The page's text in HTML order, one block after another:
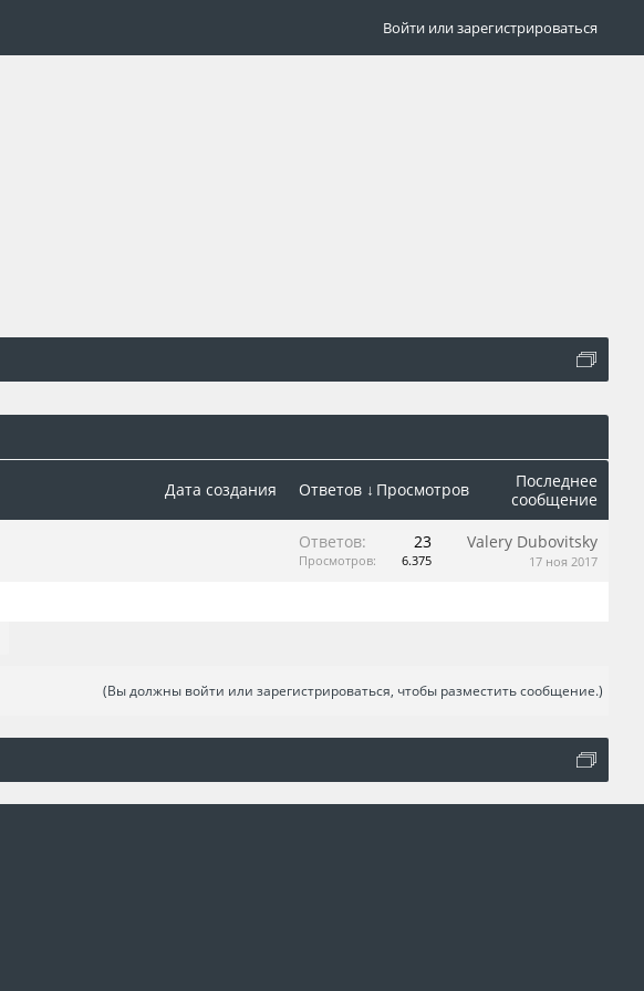
Дата создания Ответов ↓ Просмотров
Последнее
сообщение
Ответов: 23
Просмотров: 6.375
Valery Dubovitsky
17 ноя 2017
(Вы должны войти или зарегистрироваться, чтобы разместить сообщение.)
Войти или зарегистрироваться